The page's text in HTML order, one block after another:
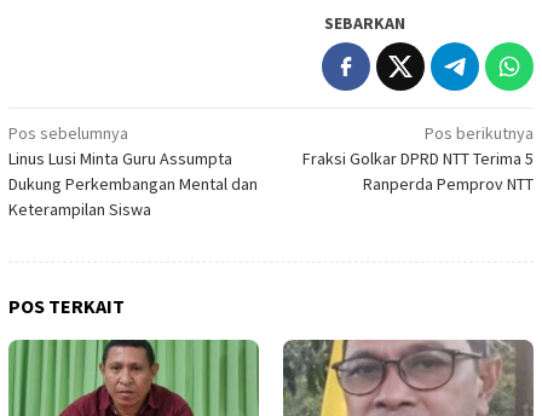
SEBARKAN
Navigasi
pos
Pos sebelumnya
Linus Lusi Minta Guru Assumpta
Dukung Perkembangan Mental dan
Keterampilan Siswa
Pos berikutnya
Fraksi Golkar DPRD NTT Terima 5
Ranperda Pemprov NTT
POS TERKAIT